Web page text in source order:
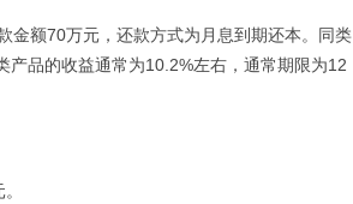
额70万元，还款方式为月息到期还本。同类
产品的收益通常为10.2%左右，通常期限为12